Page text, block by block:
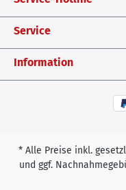
Service
Information
* Alle Preise inkl.
und ggf.